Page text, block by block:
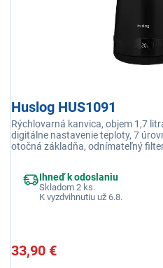
Huslog HUS1091
Rýchlovarná kanvica, objem 1,7
digitálne nastavenie teploty, 7
otočná základňa, odnímateľný
Ihneď k odoslaniu
Skladom 2 ks.
K vyzdvihnutiu už 6.8.
33,90 €